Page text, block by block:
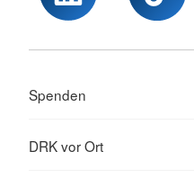
Spenden
DRK vor Ort